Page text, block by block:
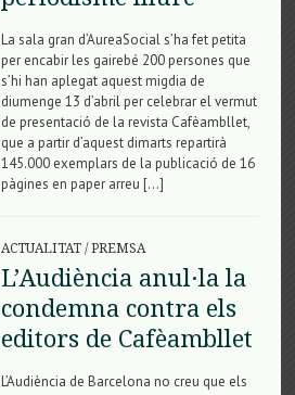
La sala gran d’AureaSocial s’ha fet petita
per encabir les gairebé 200 persones que
s’hi han aplegat aquest migdia de
diumenge 13 d’abril per celebrar el vermut
de presentació de la revista Cafèambllet,
que a partir d’aquest dimarts repartirà
145.000 exemplars de la publicació de 16
pàgines en paper arreu […]
ACTUALITAT/PREMSA
L’Audiència anul·la la
condemna contra els
editors de Cafèambllet
L’Audiència de Barcelona no creu que els